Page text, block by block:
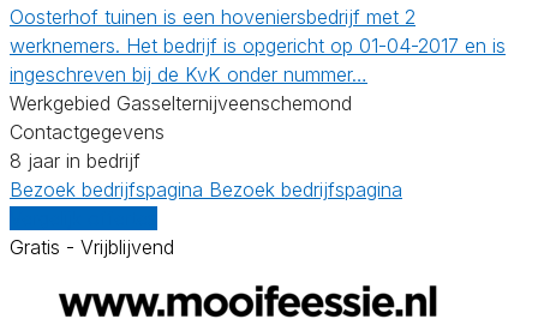
Oosterhof tuinen is een hoveniersbedrijf met 2
werknemers. Het bedrijf is opgericht op 01-04-2017 en is
ingeschreven bij de KvK onder nummer…
Werkgebied Gasselternijveenschemond
Contactgegevens
8 jaar in bedrijf
Bezoek bedrijfspagina Bezoek bedrijfspagina
Gratis - Vrijblijvend